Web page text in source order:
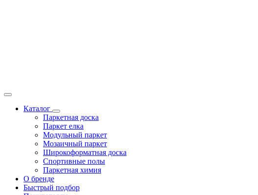
Каталог
Паркетная доска
Паркет елка
Модульный паркет
Мозаичный паркет
Широкоформатная доска
Спортивные полы
Паркетная химия
О бренде
Быстрый подбор